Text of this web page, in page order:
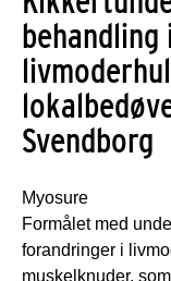
behandling
Svendborg
Myosure
Formålet med
forandringer i
muskelknuder,